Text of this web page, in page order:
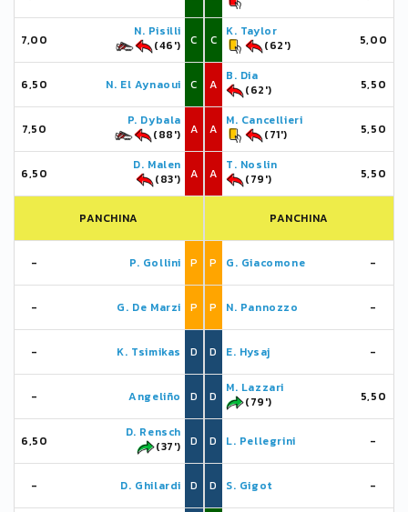
7,00
N. Pisilli
(46')
C
6,50 N. El Aynaoui C
7,50
P. Dybala
(88')
A
6,50
D. Malen
(83')
A
PANCHINA
- P. Gollini P
- G. De Marzi P
- K. Tsimikas D
- Angeliño D
6,50
D. Rensch
(37')
D
- D. Ghilardi D
C
K. Taylor
(62')
5,00
A
B. Dia
(62')
5,50
A
M. Cancellieri
(71')
5,50
A
T. Noslin
(79')
5,50
PANCHINA
P G. Giacomone -
P N. Pannozzo -
D E. Hysaj -
D
M. Lazzari
(79')
5,50
D L. Pellegrini -
D S. Gigot -